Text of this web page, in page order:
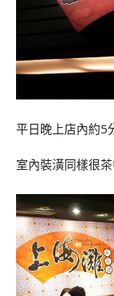
平日晚上店內約5
室內裝潢同樣很